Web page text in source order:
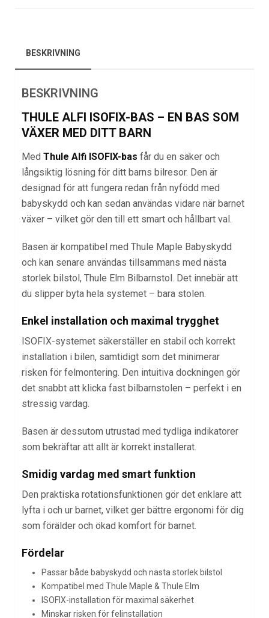
BESKRIVNING
BESKRIVNING
THULE ALFI ISOFIX-BAS – EN BAS SOM
VÄXER MED DITT BARN
Med Thule Alfi ISOFIX-bas får du en säker och
långsiktig lösning för ditt barns bilresor. Den är
designad för att fungera redan från nyfödd med
babyskydd och kan sedan användas vidare när barnet
växer – vilket gör den till ett smart och hållbart val.
Basen är kompatibel med Thule Maple Babyskydd
och kan senare användas tillsammans med nästa
storlek bilstol, Thule Elm Bilbarnstol. Det innebär att
du slipper byta hela systemet – bara stolen.
Enkel installation och maximal trygghet
ISOFIX-systemet säkerställer en stabil och korrekt
installation i bilen, samtidigt som det minimerar
risken för felmontering. Den intuitiva dockningen gör
det snabbt att klicka fast bilbarnstolen – perfekt i en
stressig vardag.
Basen är dessutom utrustad med tydliga indikatorer
som bekräftar att allt är korrekt installerat.
Smidig vardag med smart funktion
Den praktiska rotationsfunktionen gör det enklare att
lyfta i och ur barnet, vilket ger bättre ergonomi för dig
som förälder och ökad komfort för barnet.
Fördelar
Passar både babyskydd och nästa storlek bilstol
Kompatibel med Thule Maple & Thule Elm
ISOFIX-installation för maximal säkerhet
Minskar risken för felinstallation